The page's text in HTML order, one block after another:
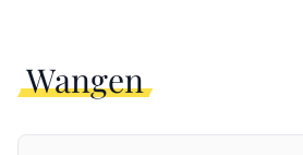
Wangen